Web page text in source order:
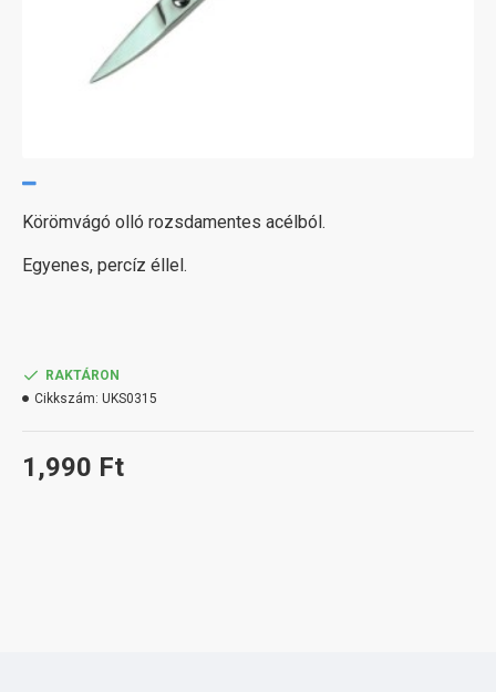
Körömvágó olló rozsdamentes acélból.
Egyenes, percíz éllel.
1,990 Ft
RAKTÁRON
Cikkszám: UKS0315